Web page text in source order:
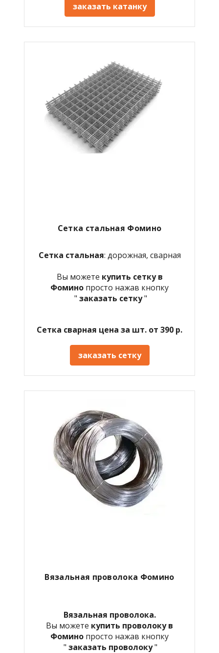
заказать катанку
Сетка стальная Фомино
Сетка стальная: дорожная, сварная
Вы можете купить сетку в
Фомино просто нажав кнопку
" заказать сетку"
Сетка сварная цена за шт. от 390 р.
заказать сетку
Вязальная проволока Фомино
Вязальная проволока.
Вы можете купить проволоку в
Фомино просто нажав кнопку
" заказать проволоку"